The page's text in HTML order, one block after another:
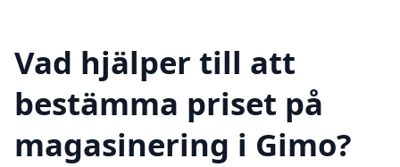
Vad hjälper till att
bestämma priset på
magasinering i Gimo?